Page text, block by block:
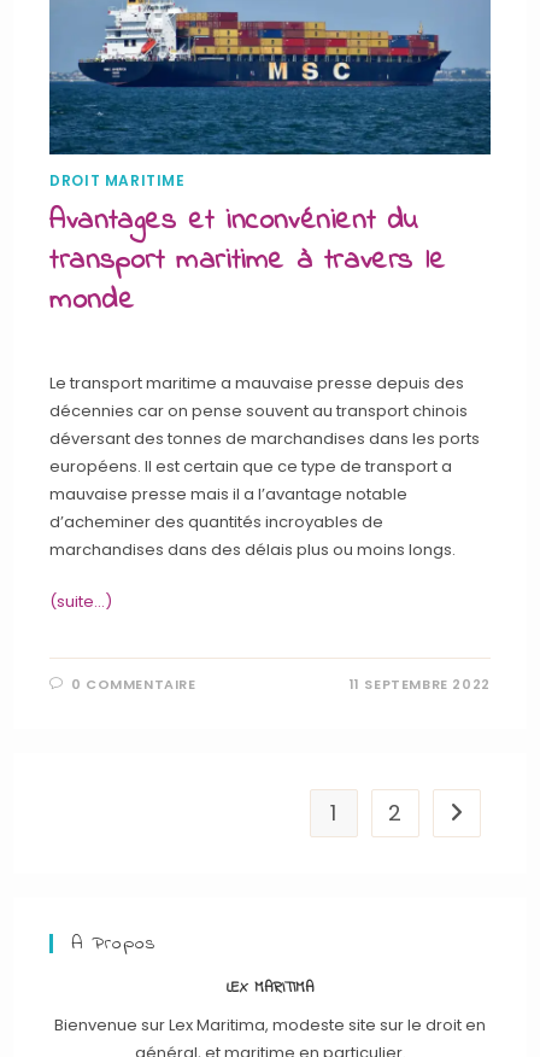
DROIT MARITIME
Avantages et inconvénient du
transport maritime à travers le
monde
Le transport maritime a mauvaise presse depuis des
décennies car on pense souvent au transport chinois
déversant des tonnes de marchandises dans les ports
européens. Il est certain que ce type de transport a
mauvaise presse mais il a l’avantage notable
d’acheminer des quantités incroyables de
marchandises dans des délais plus ou moins longs.
(suite…)
0 COMMENTAIRE 11 SEPTEMBRE 2022
1 2 Aller à la
A Propos
LEX MARITIMA
Bienvenue sur Lex Maritima, modeste site sur le droit en